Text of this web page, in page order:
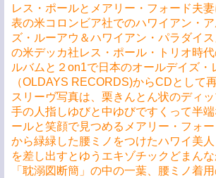
レス・ポールとメアリー・フォード夫
表の米コロンビア社でのハワイアン・
ズ・ルーアウ＆ハワイアン・パラダイ
の米デッカ社レス・ポール・トリオ時
ルバムと２on1で日本のオールデイズ・
（OLDAYS RECORDS)からCDとして
スリーヴ写真は、栗きんとん状のディ
手の人指しゆびと中ゆびですくって半
ールと笑顔で見つめるメアリー・フォ
から緑緑した腰ミノをつけたハワイ美
を差し出すとゆうエキゾチックどまんな
「耽溺図断簡」の中の一葉、腰ミノ着